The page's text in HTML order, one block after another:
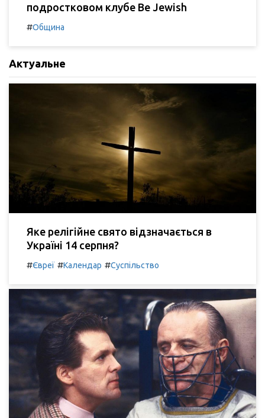
подростковом клубе Be Jewish
#Община
Актуальне
Яке релігійне свято відзначається в
Україні 14 серпня?
#Євреї #Календар #Суспільство